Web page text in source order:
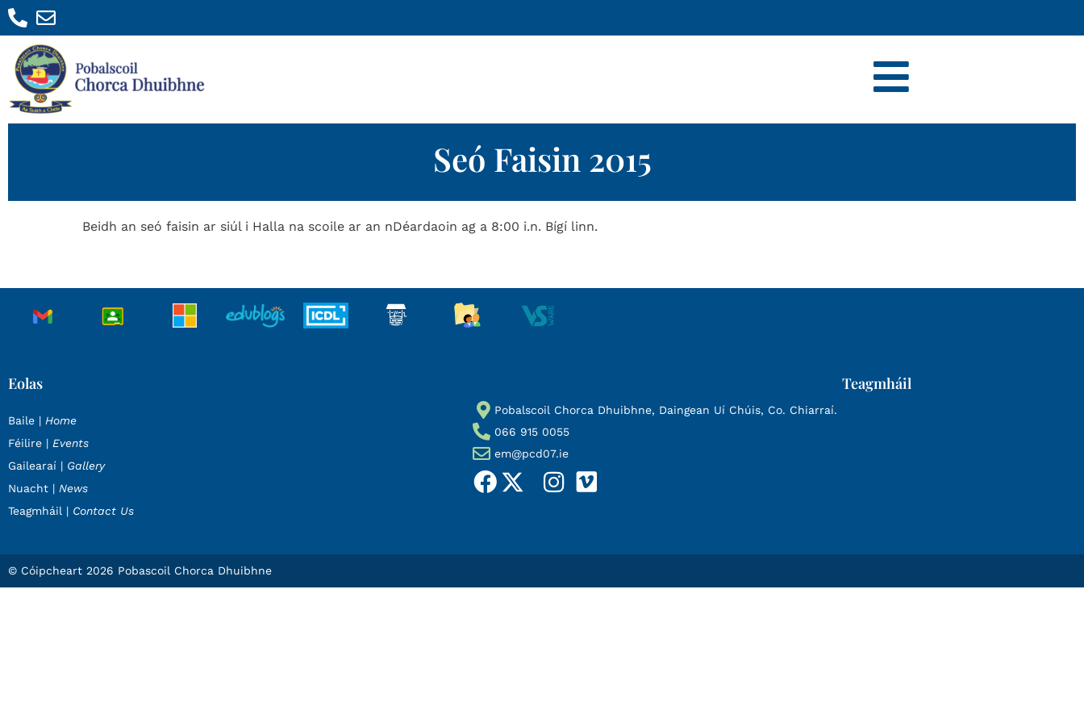
Seó Faisin 2015
Beidh an seó faisin ar siúl i Halla na scoile ar an nDéardaoin ag a 8:00 i.n. Bígí linn.
Eolas
Baile | Home
Féilire | Events
Gailearaí | Gallery
Nuacht | News
Teagmháil | Contact Us
Teagmháil
Pobalscoil Chorca Dhuibhne, Daingean Uí Chúis, Co. Chiarraí.
066 915 0055
em@pcd07.ie
© Cóipcheart 2026 Pobascoil Chorca Dhuibhne